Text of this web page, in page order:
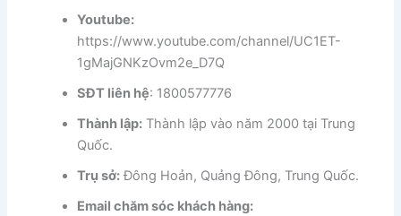
Youtube:
https://www.youtube.com/channel/UC1ET-
1gMajGNKzOvm2e_D7Q
SĐT liên hệ: 1800577776
Thành lập: Thành lập vào năm 2000 tại Trung
Quốc.
Trụ sở:Đông Hoản, Quảng Đông, Trung Quốc.
Email chăm sóc khách hàng: